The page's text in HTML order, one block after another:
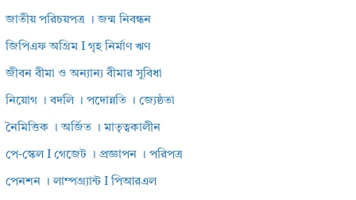
জাতীয় পরিচয়পত্র । জন্ম নিবন্ধন
জিপিএফ অগ্রিম I গৃহ নির্মাণ ঋণ
জীবন বীমা ও অন্যান্য বীমার সুবিধা
নিয়োগ । বদলি । পদোন্নতি । জ্যেষ্ঠতা
নৈমিত্তিক । অর্জিত । মাতৃত্বকালীন
পে-স্কেল I গেজেট । প্রজ্ঞাপন । পরিপত্র
পেনশন । লাম্পগ্র্যান্ট I পিআরএল